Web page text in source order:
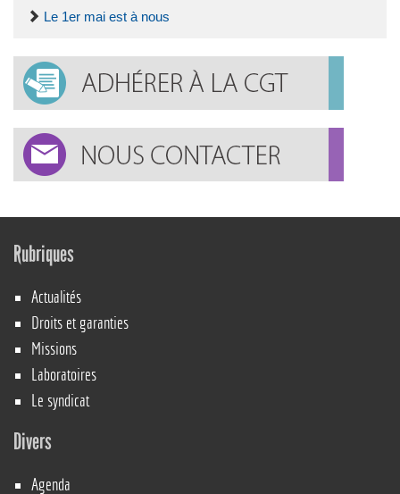
Le 1er mai est à nous
Rubriques
Actualités
Droits et garanties
Missions
Laboratoires
Le syndicat
Divers
Agenda